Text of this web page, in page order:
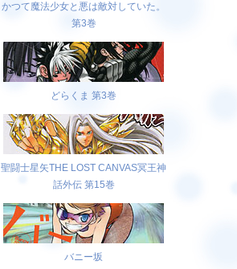
かつて魔法少女と悪は敵対していた。
第3巻
どらくま 第3巻
聖闘士星矢THE LOST CANVAS冥王神
話外伝 第15巻
バニー坂